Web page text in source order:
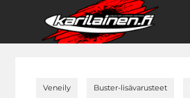
Veneily Buster-lisävarusteet